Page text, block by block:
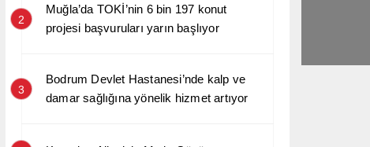
2
Muğla’da TOKİ’nin 6 bin 197 konut
projesi başvuruları yarın başlıyor
3
Bodrum Devlet Hastanesi’nde kalp ve
damar sağlığına yönelik hizmet artıyor